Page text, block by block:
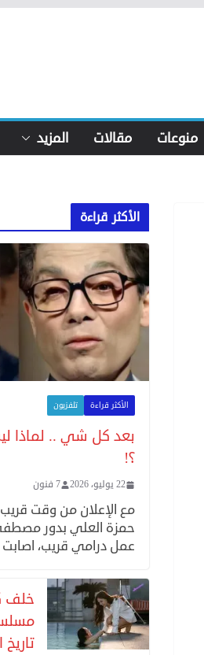
منوعات مقالات المزيد
الأكثر قراءة
الأكثر قراءة تلفزيون
بعد كل شي .. لماذا
؟!
22 يوليو، 2026 7 فنون
مع الإعلان من وقت
حمزة العلي بدور
عمل درامي قريب، اصابت
خلف
تاريخ